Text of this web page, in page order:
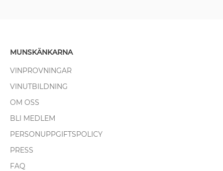
MUNSKÄNKARNA
VINPROVNINGAR
VINUTBILDNING
OM OSS
BLI MEDLEM
PERSONUPPGIFTSPOLICY
PRESS
FAQ